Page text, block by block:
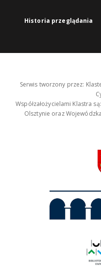
Historia przeglądania
Serwis tworzony przez:
Współzałożycielami Klastra
Olsztynie oraz